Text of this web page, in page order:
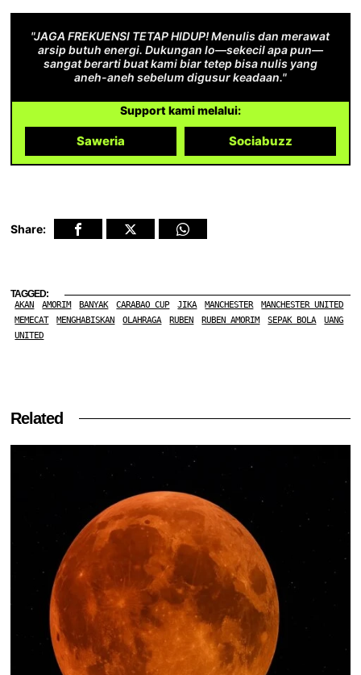
"JAGA FREKUENSI TETAP HIDUP! Menulis dan merawat
arsip butuh energi. Dukungan lo—sekecil apa pun—
sangat berarti buat kami biar tetep bisa nulis yang
aneh-aneh sebelum digusur keadaan."
Support kami melalui:
Saweria Sociabuzz
Share:
TAGGED:
AKAN AMORIM BANYAK CARABAO CUP JIKA MANCHESTER
MANCHESTER UNITED
MEMECAT
MENGHABISKAN OLAHRAGA RUBEN RUBEN AMORIM SEPAK BOLA
UANG
UNITED
Related